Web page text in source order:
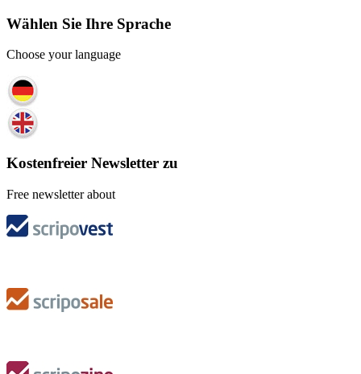
Wählen Sie Ihre Sprache
Choose your language
Kostenfreier Newsletter zu
Free newsletter about